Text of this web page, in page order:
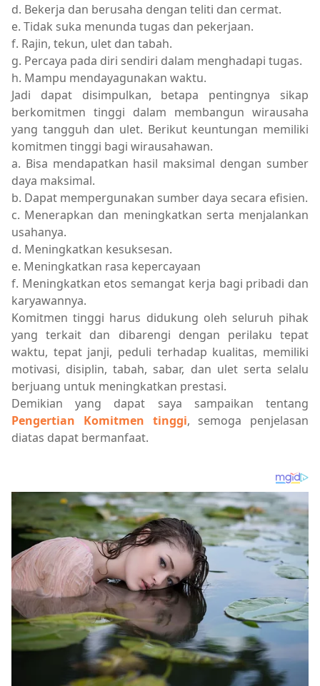
d. Bekerja dan berusaha dengan teliti dan cermat.
e. Tidak suka menunda tugas dan pekerjaan.
f. Rajin, tekun, ulet dan tabah.
g. Percaya pada diri sendiri dalam menghadapi tugas.
h. Mampu mendayagunakan waktu.
Jadi dapat disimpulkan, betapa pentingnya sikap
berkomitmen tinggi dalam membangun wirausaha
yang tangguh dan ulet. Berikut keuntungan memiliki
komitmen tinggi bagi wirausahawan.
a. Bisa mendapatkan hasil maksimal dengan sumber
daya maksimal.
b. Dapat mempergunakan sumber daya secara efisien.
c. Menerapkan dan meningkatkan serta menjalankan
usahanya.
d. Meningkatkan kesuksesan.
e. Meningkatkan rasa kepercayaan
f. Meningkatkan etos semangat kerja bagi pribadi dan
karyawannya.
Komitmen tinggi harus didukung oleh seluruh pihak
yang terkait dan dibarengi dengan perilaku tepat
waktu, tepat janji, peduli terhadap kualitas, memiliki
motivasi, disiplin, tabah, sabar, dan ulet serta selalu
berjuang untuk meningkatkan prestasi.
Demikian yang dapat saya sampaikan tentang
Pengertian Komitmen tinggi, semoga penjelasan
diatas dapat bermanfaat.